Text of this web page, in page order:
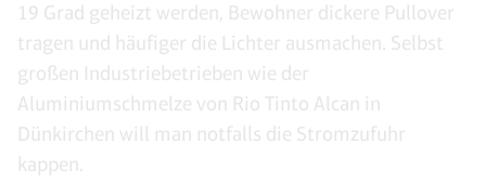
19 Grad geheizt werden, Bewohner dickere Pullover
tragen und häufiger die Lichter ausmachen. Selbst
großen Industriebetrieben wie der
Aluminiumschmelze von Rio Tinto Alcan in
Dünkirchen will man notfalls die Stromzufuhr
kappen.